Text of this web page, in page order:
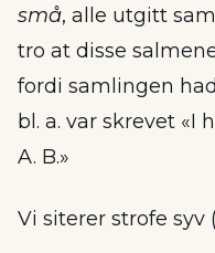
små, alle utgitt
tro at disse
fordi samlingen
bl. a. var skrevet «I
A. B.»
Vi siterer strofe syv